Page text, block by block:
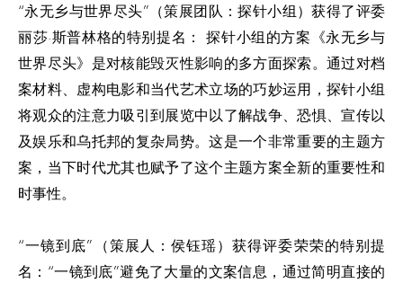
“永无乡与世界尽头”（策展团队：探针小组）获得了评委
丽莎·斯普林格的特别提名： 探针小组的方案《永无乡与
世界尽头》是对核能毁灭性影响的多方面探索。通过对档
案材料、虚构电影和当代艺术立场的巧妙运用，探针小组
将观众的注意力吸引到展览中以了解战争、恐惧、宣传以
及娱乐和乌托邦的复杂局势。这是一个非常重要的主题方
案，当下时代尤其也赋予了这个主题方案全新的重要性和
时事性。
“一镜到底”（策展人：侯钰瑶）获得评委荣荣的特别提
名：“一镜到底”避免了大量的文案信息，通过简明直接的